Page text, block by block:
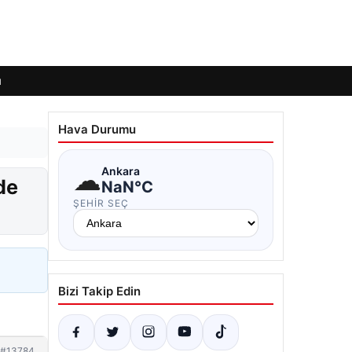
Hava Durumu
☁Ankara
NaN°C
ŞEHIR SEÇ
Bizi Takip Edin